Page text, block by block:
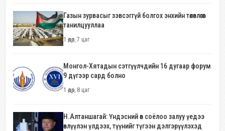
Газын зурвасыг зэвсэггүй болгох энхийн төлөвлөгөөг
танилцууллаа
1 өдөр, 7 цаг
Монгол-Хятадын сэтгүүлчдийн 16 дугаар форум
9 дүгээр сард болно
1 өдөр, 8 цаг
Н.Алтаншагай: Үндэсний өв соёлоо залуу үедээ
өвлүүлэн үлдээх, түүнийг түгээн дэлгэрүүлэхэд